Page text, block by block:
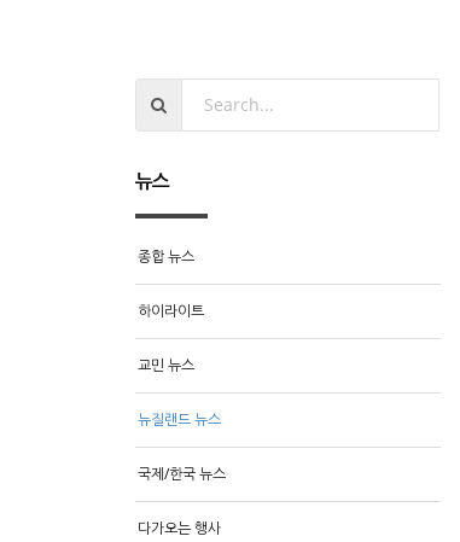
뉴스
종합 뉴스
하이라이트
교민 뉴스
뉴질랜드 뉴스
국제/한국 뉴스
다가오는 행사